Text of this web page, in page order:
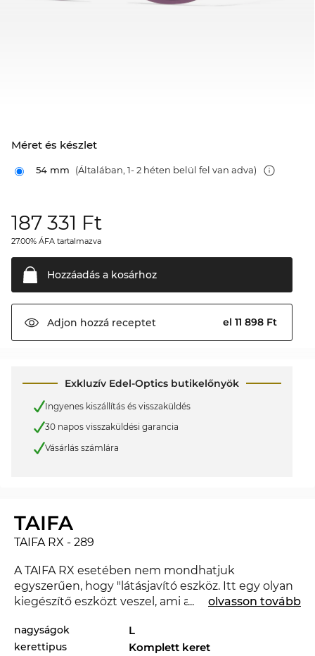
Méret és készlet
54 mm (Általában, 1- 2 héten belül fel van adva)
187 331 Ft
27.00% ÁFA tartalmazva
Hozzáadás a kosárhoz
Adjon hozzá receptet el 11 898 Ft
Exkluzív Edel-Optics butikelőnyök
Ingyenes kiszállítás és visszaküldés
30 napos visszaküldési garancia
Vásárlás számlára
TAIFA
TAIFA RX - 289
A TAIFA RX esetében nem mondhatjuk
egyszerűen, hogy "látásjavító eszköz. Itt egy olyan
kiegészítő eszközt veszel, ami a megjelenésedet
megmutathatod, hogy tisztában vagy a divattal. Az
újMYKITA
segítségével megmutathatod, hogy
... olvasson tovább
nagyságok L
kerettipus Komplett keret